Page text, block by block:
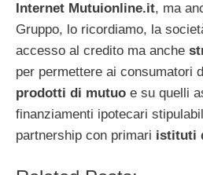
Internet Mutuionline.it, ma
Gruppo, lo ricordiamo, la
accesso al credito ma anche
per permettere ai consumatori
prodotti di mutuo e su quelli
finanziamenti ipotecari
partnership con primari istituti